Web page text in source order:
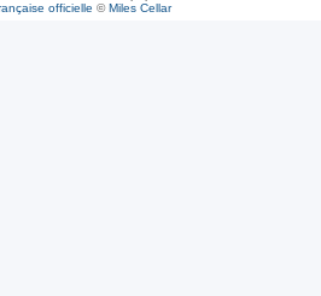
officielle ©Miles Cellar